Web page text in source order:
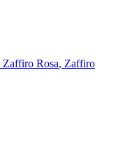
Zaffiro Rosa, Zaffiro